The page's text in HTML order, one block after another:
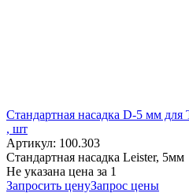
Стандартная насадка D-5 мм
, шт
Артикул: 100.303
Стандартная насадка Leister, 5мм
Не указана цена за 1
Запросить ценуЗапрос цены